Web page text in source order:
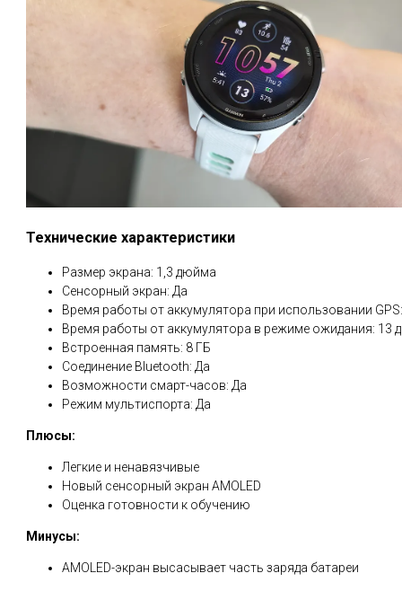
Технические характеристики
Размер экрана: 1,3 дюйма
Сенсорный экран: Да
Время работы от аккумулятора при использовании
Время работы от аккумулятора в режиме ожидания: 13
Встроенная память: 8 ГБ
Соединение Bluetooth: Да
Возможности смарт-часов: Да
Режим мультиспорта: Да
Плюсы:
Легкие и ненавязчивые
Новый сенсорный экран AMOLED
Оценка готовности к обучению
Минусы:
AMOLED-экран высасывает часть заряда батареи